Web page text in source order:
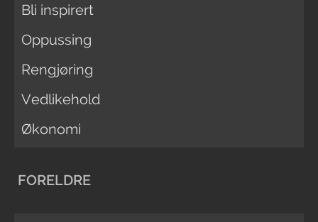
Bli inspirert
Oppussing
Rengjøring
Vedlikehold
Økonomi
FORELDRE